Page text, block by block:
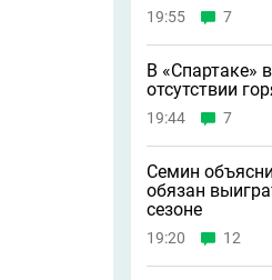
19:55 7
В «Спартаке»
отсутствии
19:44 7
Семин
обязан
сезоне
19:20 12